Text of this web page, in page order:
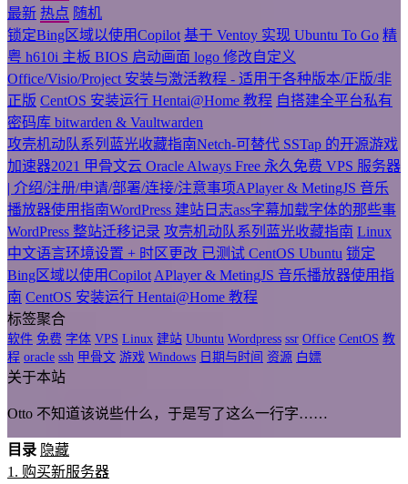
最新 热点 随机
锁定Bing区域以使用Copilot 基于 Ventoy 实现 Ubuntu To Go 精
粤 h610i 主板 BIOS 启动画面 logo 修改自定义
Office/Visio/Project 安装与激活教程 - 适用于各种版本/正版/非
正版 CentOS 安装运行 Hentai@Home 教程 自搭建全平台私有
密码库 bitwarden & Vaultwarden
攻壳机动队系列蓝光收藏指南Netch-可替代 SSTap 的开源游戏
加速器2021 甲骨文云 Oracle Always Free 永久免费 VPS 服务器
| 介绍/注册/申请/部署/连接/注意事项APlayer & MetingJS 音乐
播放器使用指南WordPress 建站日志ass字幕加载字体的那些事
WordPress 整站迁移记录 攻壳机动队系列蓝光收藏指南 Linux
中文语言环境设置 + 时区更改 已测试 CentOS Ubuntu 锁定
Bing区域以使用Copilot APlayer & MetingJS 音乐播放器使用指
南 CentOS 安装运行 Hentai@Home 教程
标签聚合
软件 免费 字体 VPS Linux 建站 Ubuntu Wordpress ssr Office CentOS 教
程 oracle ssh 甲骨文 游戏 Windows 日期与时间 资源 白嫖
关于本站
Otto 不知道该说些什么，于是写了这么一行字……
目录 隐藏
1. 购买新服务器